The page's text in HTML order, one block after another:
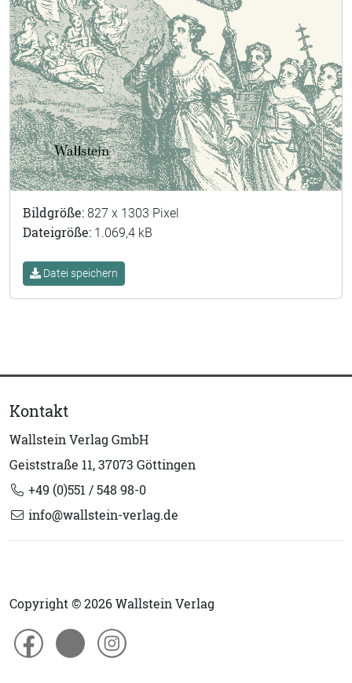
Bildgröße: 827 x 1303 Pixel
Dateigröße: 1.069,4 kB
Datei speichern
Kontakt
Wallstein Verlag GmbH
Geiststraße 11, 37073 Göttingen
+49 (0)551 / 548 98-0
info@wallstein-verlag.de
Copyright © 2026 Wallstein Verlag